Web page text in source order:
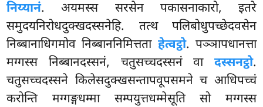
निय्यानं. अयमस्स सरसेन पकासनाकारो, इतरे
समुदयनिरोधदुक्खदस्सनेहि. तत्थ पलिबोधुपच्छेदवसेन
निब्बानाधिगमोव निब्बाननिमित्तता हेत्वट्ठो. पञ्ञापधानत्ता
मग्गस्स निब्बानदस्सनं, चतुसच्चदस्सनं वा दस्सनट्ठो.
चतुसच्चदस्सने किलेसदुक्खसन्तापवूपसमने च आधिपच्चं
करोन्ति मग्गङ्गधम्मा सम्पयुत्तधम्मेसूति सो मग्गस्स